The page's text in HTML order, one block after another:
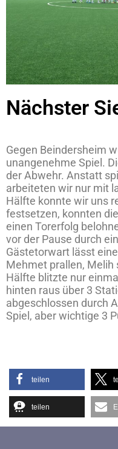
Nächster
Gegen Beindersheim
unangenehme Spiel.
der Abwehr. Anstatt
arbeiteten wir nur mit
Hälfte konnte wir uns
festsetzen, konnten
einen Torerfolg
vor der Pause durch
Gästetorwart lässt
Mehmet prallen, Melih
Hälfte blitzte nur
hinten raus über 3
abgeschlossen durch
Spiel, aber wichtige 3
teilen
teilen